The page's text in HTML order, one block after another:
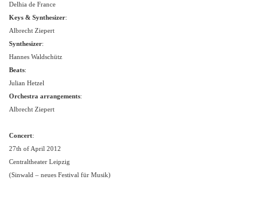
Delhia de France
Keys & Synthesizer:
Albrecht Ziepert
Synthesizer:
Hannes Waldschütz
Beats:
Julian Hetzel
Orchestra arrangements:
Albrecht Ziepert
Concert:
27th of April 2012
Centraltheater Leipzig
(Sinwald – neues Festival für Musik)